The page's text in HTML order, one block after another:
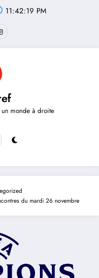
11:42:19 PM
un monde à droite
du mardi 26 novembre